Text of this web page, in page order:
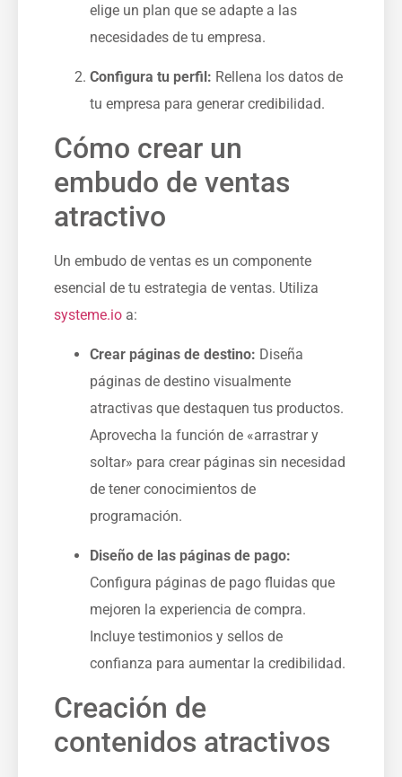
elige un plan que se adapte a las
necesidades de tu empresa.
Configura tu perfil: Rellena ‍los datos de
tu ⁣empresa para generar credibilidad.
Cómo crear⁢ un
embudo de ventas⁢
atractivo
Un embudo de ventas⁣ es un componente
esencial de tu estrategia de ventas. ⁢Utiliza
systeme.io a:
Crear páginas de destino: Diseña
páginas de destino visualmente
atractivas que destaquen tus productos.
Aprovecha la función de «arrastrar y
soltar» para ⁢crear páginas⁤ sin necesidad
de tener conocimientos de
programación.
Diseño de las páginas de pago:
Configura páginas de pago fluidas que
mejoren la experiencia de compra.
Incluye testimonios y sellos de
confianza para aumentar la credibilidad.
Creación de
contenidos atractivos ‍